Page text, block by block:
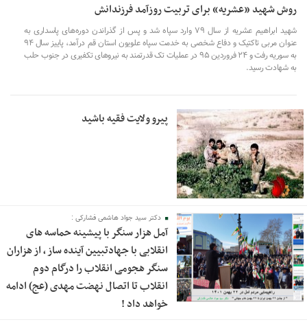
روش شهید «عشریه» برای تربیت روزآمد فرزندانش
شهید ابراهیم عشریه از سال ۷۹ وارد سپاه شد و پس از گذراندن دوره‌های پاسداری به
عنوان مربی تاکتیک و دفاع شخصی به خدمت سپاه علویون استان قم درآمد، پاییز سال ۹۴
به سوریه رفت و ۲۴ فروردین ۹۵ در عملیات تک قدرتمند به نیرو‌های تکفیری در جنوب حلب
به شهادت رسید.
پیرو ولایت فقیه باشید
دکتر سید جواد هاشمی فشارکی :
آمل هزار سنگر با پیشینه حماسه های
انقلابی با جهادتبیین آینده ساز ، از هزاران
سنگر هجومی انقلاب را درگام دوم
انقلاب تا اتصال نهضت مهدی (عج) ادامه
خواهد داد !